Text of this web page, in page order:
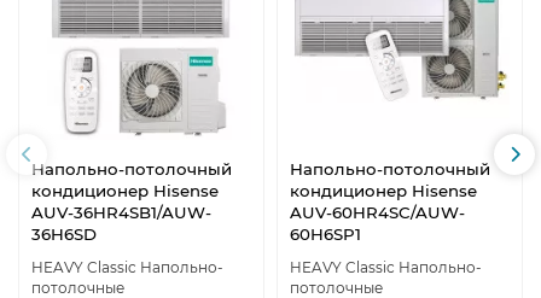
Напольно-потолочный
кондиционер Hisense
AUV-36HR4SB1/AUW-
36H6SD
HEAVY Classic Напольно-
потолочные
Напольно-потолочный
кондиционер Hisense
AUV-60HR4SC/AUW-
60H6SP1
HEAVY Classic Напольно-
потолочные